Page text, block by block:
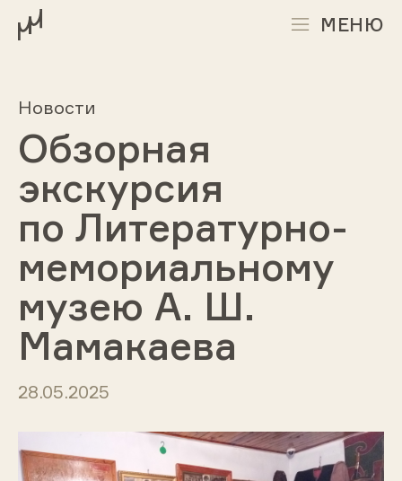
МЕНЮ
Новости
Обзорная
экскурсия
по Литературно-
мемориальному
музею А. Ш.
Мамакаева
28.05.2025